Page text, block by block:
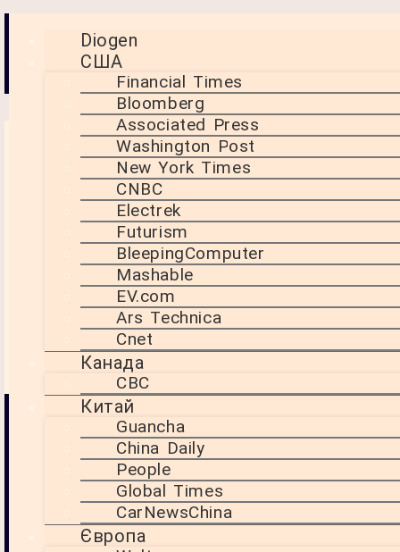
Diogen
США
Financial Times
Bloomberg
Associated Press
Washington Post
New York Times
CNBC
Electrek
Futurism
BleepingComputer
Mashable
EV.com
Ars Technica
Cnet
Канада
CBC
Китай
Guancha
China Daily
People
Global Times
CarNewsChina
Європа
Новини світових ЗМІ з
аналітикою від Діогена
Швидка видача
ліцензій на
експорт
металів для
європейських
компаній в
Китаї
видачу ліцензій на
експорт
рідкоземельних
металів для
європейських
7 Червня, 2025
експорт
Китай
ліцензії